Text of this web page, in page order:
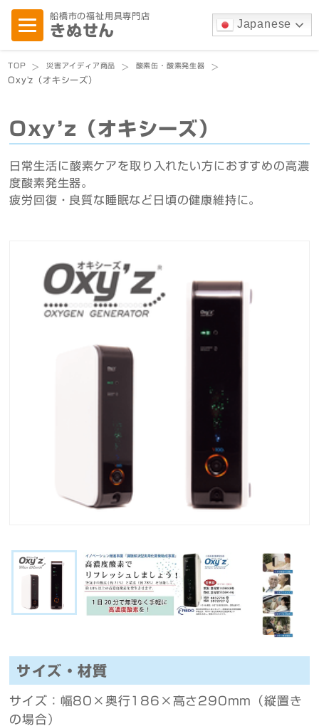
船橋市の福祉用具専門店
きぬせん
TOP > 災害アイディア商品 > 酸素缶・酸素発生器
>
Oxy'z（オキシーズ）
Oxy’z（オキシーズ）
日常生活に酸素ケアを取り入れたい方におすすめの高濃
度酸素発生器。
疲労回復・良質な睡眠など日頃の健康維持に。
サイズ・材質
サイズ：幅80×奥行186×高さ290mm（縦置き
の場合）
Japanese